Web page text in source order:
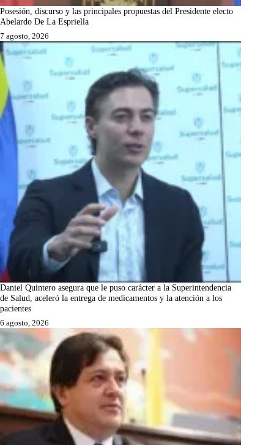
Posesión, discurso y las principales propuestas del Presidente electo
Abelardo De La Espriella
7 agosto, 2026
Daniel Quintero asegura que le puso carácter a la Superintendencia
de Salud, aceleró la entrega de medicamentos y la atención a los
pacientes
6 agosto, 2026